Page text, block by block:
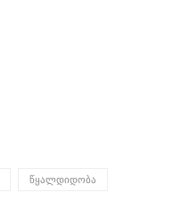
ᲬᲧᲐᲚᲓᲘᲓᲝᲑᲐ